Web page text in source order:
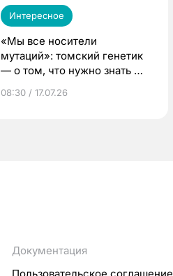
Интересное
«Мы все носители
мутаций»: томский генетик
— о том, что нужно знать до
08:30 / 17.07.26
Документация